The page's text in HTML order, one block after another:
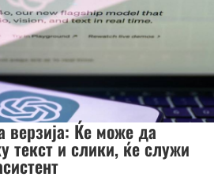
верзија: Ќе може да
текст и слики, ќе служи